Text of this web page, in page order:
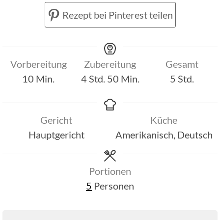
Rezept bei Pinterest teilen
Vorbereitung
10 Minuten
Min.
Zubereitung
4Stunden
Std. 50Minuten
Min.
Gesamt
5Stunden
Std.
Gericht
Hauptgericht
Küche
Amerikanisch, Deutsch
Portionen
5 Personen